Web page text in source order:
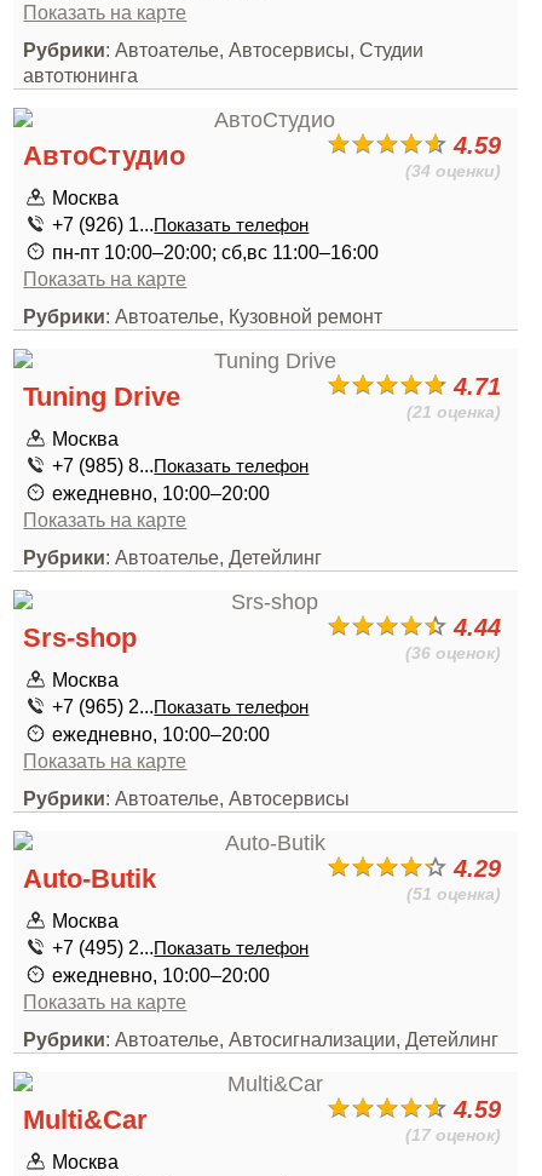
Показать на карте
Рубрики: Автоателье, Автосервисы, Студии
автотюнинга
4.59
(34 оценки)
АвтоСтудио
Москва
+7 (926) 1...Показать телефон
пн-пт 10:00–20:00; сб,вс 11:00–16:00
Показать на карте
Рубрики: Автоателье, Кузовной ремонт
4.71
(21 оценка)
Tuning Drive
Москва
+7 (985) 8...Показать телефон
ежедневно, 10:00–20:00
Показать на карте
Рубрики: Автоателье, Детейлинг
4.44
(36 оценок)
Srs-shop
Москва
+7 (965) 2...Показать телефон
ежедневно, 10:00–20:00
Показать на карте
Рубрики: Автоателье, Автосервисы
4.29
(51 оценка)
Auto-Butik
Москва
+7 (495) 2...Показать телефон
ежедневно, 10:00–20:00
Показать на карте
Рубрики: Автоателье, Автосигнализации, Детейлинг
4.59
(17 оценок)
Multi&Car
Москва